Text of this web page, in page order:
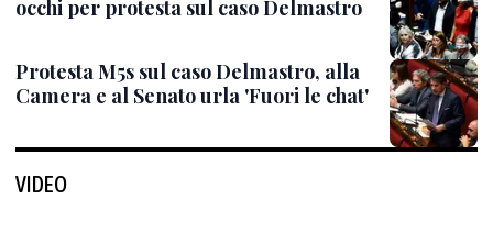
occhi per protesta sul caso Delmastro
Protesta M5s sul caso Delmastro, alla
Camera e al Senato urla 'Fuori le chat'
VIDEO